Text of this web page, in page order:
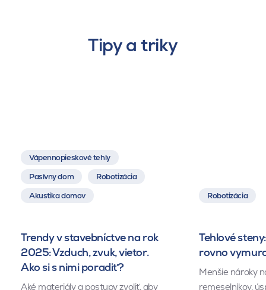
Tipy a triky
Vápennopieskové tehly
Pasívny dom
Robotizácia
Akustika domov
Trendy v stavebníctve na rok
2025: Vzduch, zvuk, vietor.
Ako si s nimi poradiť?
Aké materiály a postupy zvoliť, aby
Robotizácia
Tehlové
rovno
Menšie nároky
remeselníkov,